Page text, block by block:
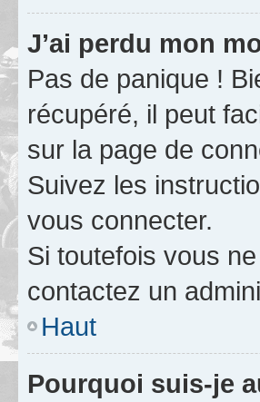
J’ai perdu mon
Pas de panique !
récupéré, il peut
sur la page de
Suivez les
vous connecter.
Si toutefois vous
contactez un
Haut
Pourquoi suis-je